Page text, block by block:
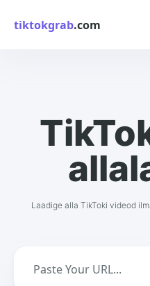
tiktokgrab.com
Laadige alla TikToki videod